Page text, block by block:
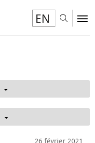
EN
26 février 2021